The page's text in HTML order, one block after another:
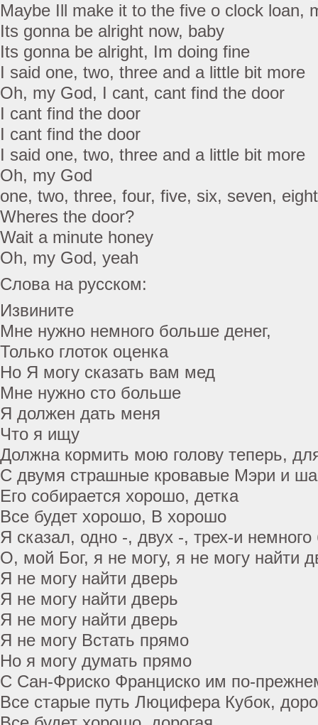
Maybe Ill make it to the five o clock loan,
Its gonna be alright now, baby
Its gonna be alright, Im doing fine
I said one, two, three and a little bit more
Oh, my God, I cant, cant find the door
I cant find the door
I cant find the door
I said one, two, three and a little bit more
Oh, my God
one, two, three, four, five, six, seven,
Wheres the door?
Wait a minute honey
Oh, my God, yeah
Слова на русском:
Извините
Мне нужно немного больше денег,
Только глоток оценка
Но Я могу сказать вам мед
Мне нужно сто больше
Я должен дать меня
Что я ищу
Должна кормить мою голову теперь,
С двумя страшные кровавые Мэри и
Его собирается хорошо, детка
Все будет хорошо, В хорошо
Я сказал, одно -, двух -, трех-и
О, мой Бог, я не могу, я не могу найти
Я не могу найти дверь
Я не могу найти дверь
Я не могу найти дверь
Я не могу Встать прямо
Но я могу думать прямо
С Сан-Фриско Франциско им по-
Все старые путь Люцифера Кубок,